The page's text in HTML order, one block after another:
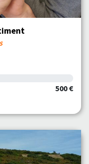
500 €